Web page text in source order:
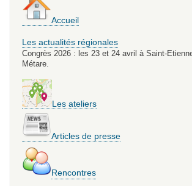
Accueil
Les actualités régionales
Congrès 2026 : les 23 et 24 avril à Saint-
Métare.
Les ateliers
Articles de presse
Rencontres